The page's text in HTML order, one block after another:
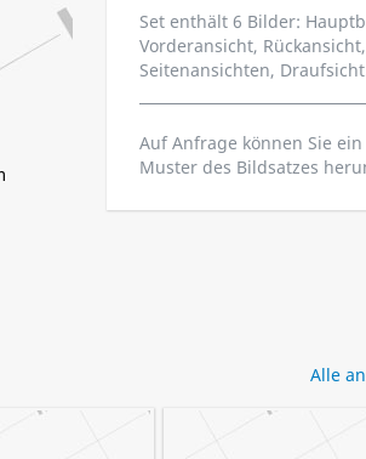
Set enthält 6 Bilder:
Vorderansicht,
Seitenansichten,
Auf Anfrage können Sie ein
Muster des Bildsatzes
Alle